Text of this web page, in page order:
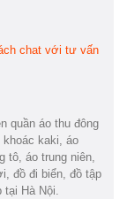
chat với tư vấn
quần áo thu đông
khoác kaki, áo
tô, áo trung niên,
đồ đi biển, đồ tập
tại Hà Nội.